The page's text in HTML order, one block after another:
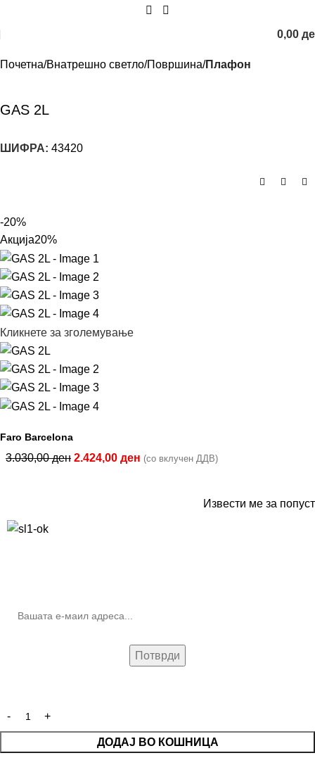
0,00
Почетна Внатрешно светло Површина Плафон
GAS 2L
ШИФРА: 43420
-20%
Акција20%
Кликнете за зголемување
Faro Barcelona
3.030,00ден 2.424,00 ден (со вклучен ДДВ)
Извести ме за попуст
ДОДАЈ ВО КОШНИЦА